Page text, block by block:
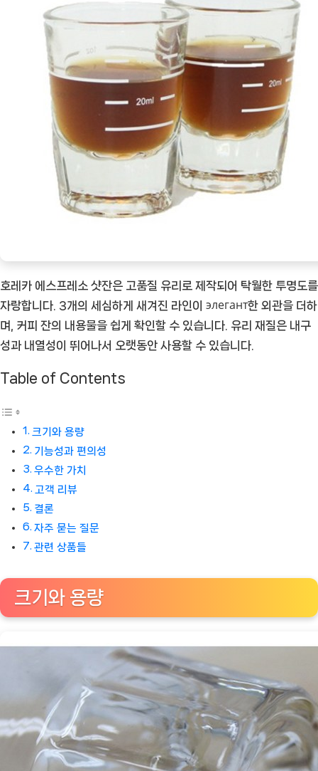
을
위
한
품
ㅣ
품]
호레카 에스프레소 샷잔은 고품질 유리로 제작되어 탁월한 투명도를
자랑합니다. 3개의 세심하게 새겨진 라인이 элегант한 외관을 더하
며, 커피 잔의 내용물을 쉽게 확인할 수 있습니다. 유리 재질은 내구
성과 내열성이 뛰어나서 오랫동안 사용할 수 있습니다.
Table of Contents
크기와 용량
기능성과 편의성
우수한 가치
고객 리뷰
결론
자주 묻는 질문
관련 상품들
크기와 용량